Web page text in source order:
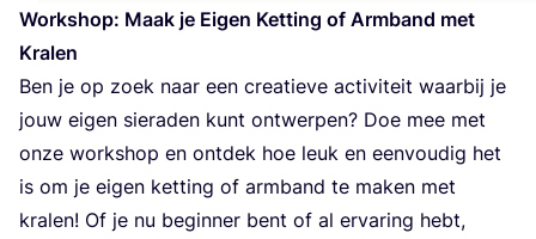
Work­shop: Maak je Eigen Ket­ting of Arm­band met
Kralen
Ben je op zoek naar een cre­a­tie­ve acti­vi­teit waar­bij je
jouw eigen sie­ra­den kunt ont­wer­pen? Doe mee met
onze work­shop en ont­dek hoe leuk en een­vou­dig het
is om je eigen ket­ting of arm­band te maken met
kra­len! Of je nu begin­ner bent of al erva­ring hebt,